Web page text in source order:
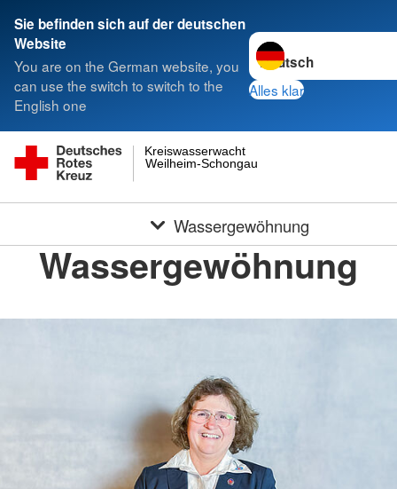
Sie befinden sich auf der deutschen
Website
You are on the German website, you
can use the switch to switch to the
English one
Sprache wechseln zu
Alles klar
Weilheim-Schongau
Kreiswasserwacht
Wassergewöhnung
Wassergewöhnung